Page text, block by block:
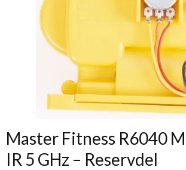
Master Fitness R6040
IR 5 GHz – Reservdel